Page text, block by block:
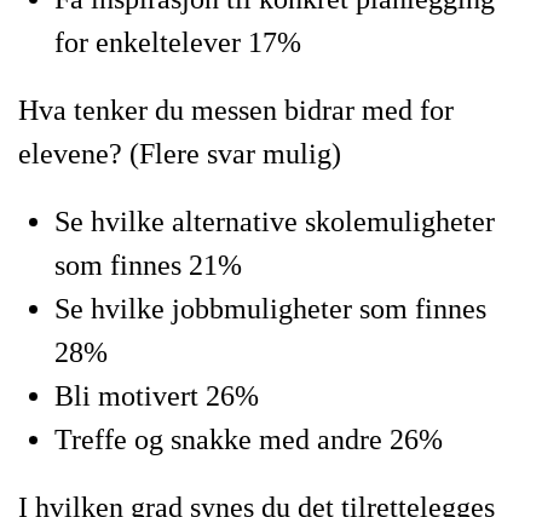
for enkeltelever 17%
Hva tenker du messen bidrar med for
elevene? (Flere svar mulig)
Se hvilke alternative skolemuligheter
som finnes 21%
Se hvilke jobbmuligheter som finnes
28%
Bli motivert 26%
Treffe og snakke med andre 26%
I hvilken grad synes du det tilrettelegges